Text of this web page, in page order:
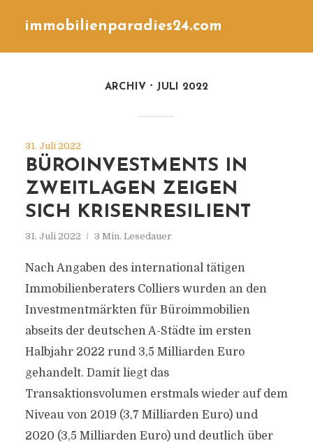
immobilienparadies24.com
ARCHIV JULI 2022
31. Juli 2022
BÜROINVESTMENTS IN
ZWEITLAGEN ZEIGEN
SICH KRISENRESILIENT
31. Juli 2022 3 Min. Lesedauer
Nach Angaben des international tätigen
Immobilienberaters Colliers wurden an den
Investmentmärkten für Büroimmobilien
abseits der deutschen A-Städte im ersten
Halbjahr 2022 rund 3,5 Milliarden Euro
gehandelt. Damit liegt das
Transaktionsvolumen erstmals wieder auf dem
Niveau von 2019 (3,7 Milliarden Euro) und
2020 (3,5 Milliarden Euro) und deutlich über